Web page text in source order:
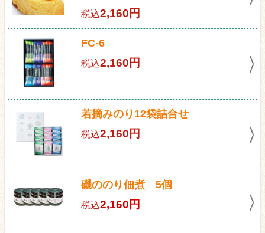
税込2,160円
FC-6
税込2,160円
若摘みのり12袋詰合せ
税込2,160円
磯ののり佃煮 5個
税込2,160円